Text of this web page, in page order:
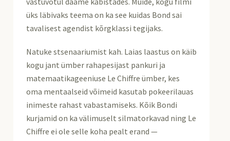
üks läbivaks teema on ka see kuidas Bond sai
tavalisest agendist kõrgklassi tegijaks.
Natuke stsenaariumist kah. Laias laastus on käib
kogu jant ümber rahapesijast pankuri ja
matemaatikageeniuse Le Chiffre ümber, kes
oma mentaalseid võimeid kasutab pokeerilauas
inimeste rahast vabastamiseks. Kõik Bondi
kurjamid on ka välimuselt silmatorkavad ning Le
Chiffre ei ole selle koha pealt erand —